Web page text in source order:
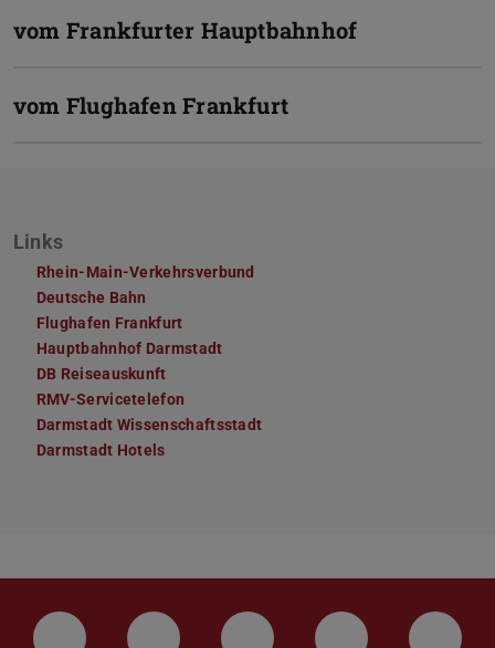
vom Frankfurter Hauptbahnhof
vom Flughafen Frankfurt
Links
Rhein-Main-Verkehrsverbund
Deutsche Bahn
Flughafen Frankfurt
Hauptbahnhof Darmstadt
DB Reiseauskunft
RMV-Servicetelefon
Darmstadt Wissenschaftsstadt
Darmstadt Hotels